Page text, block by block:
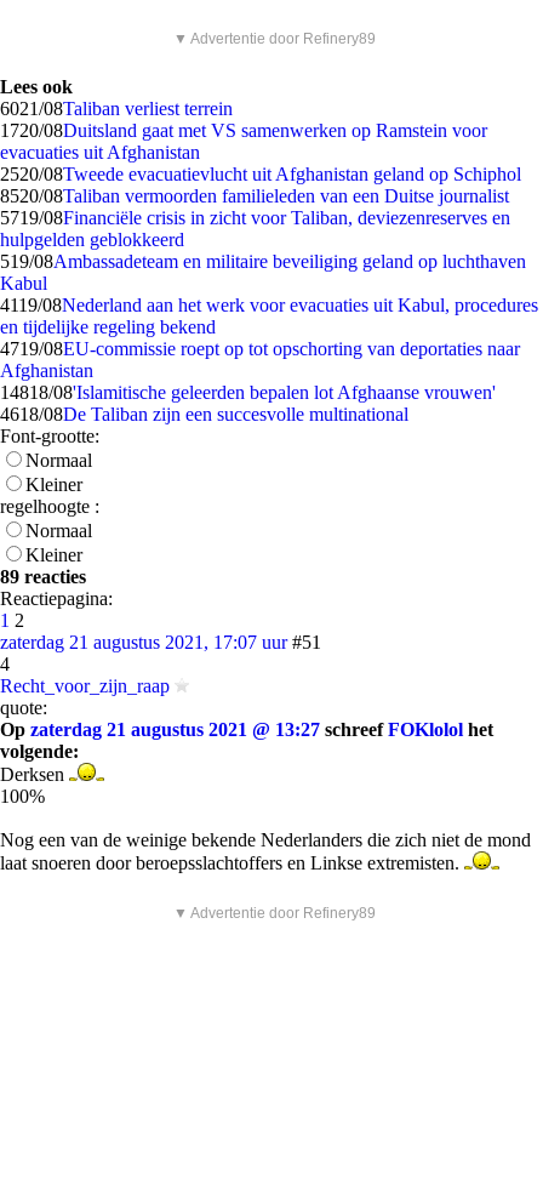
▼ Advertentie door Refinery89
Lees ook
6021/08Taliban verliest terrein
1720/08Duitsland gaat met VS samenwerken op Ramstein voor
evacuaties uit Afghanistan
2520/08Tweede evacuatievlucht uit Afghanistan geland op Schiphol
8520/08Taliban vermoorden familieleden van een Duitse journalist
5719/08Financiële crisis in zicht voor Taliban, deviezenreserves en
hulpgelden geblokkeerd
519/08Ambassadeteam en militaire beveiliging geland op luchthaven
Kabul
4119/08Nederland aan het werk voor evacuaties uit Kabul, procedures
en tijdelijke regeling bekend
4719/08EU-commissie roept op tot opschorting van deportaties naar
Afghanistan
14818/08'Islamitische geleerden bepalen lot Afghaanse vrouwen'
4618/08De Taliban zijn een succesvolle multinational
Font-grootte:
Normaal
Kleiner
regelhoogte :
Normaal
Kleiner
89 reacties
Reactiepagina:
1 2
zaterdag 21 augustus 2021, 17:07 uur #51
4
Recht_voor_zijn_raap
quote:
Op zaterdag 21 augustus 2021 @ 13:27 schreefFOKlolol het
volgende:
Derksen
100%
Nog een van de weinige bekende Nederlanders die zich niet de mond
laat snoeren door beroepsslachtoffers en Linkse extremisten.
▼ Advertentie door Refinery89